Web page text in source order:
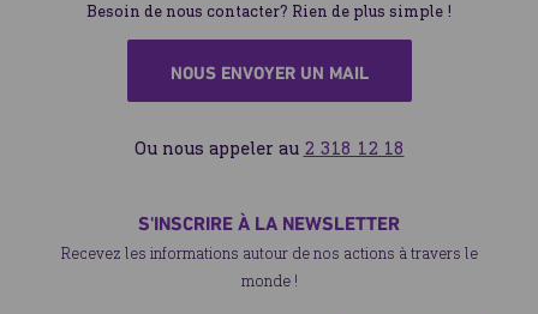
Besoin de nous contacter? Rien de plus simple !
NOUS ENVOYER UN MAIL
Ou nous appeler au 2 318 12 18
S'INSCRIRE À LA NEWSLETTER
Recevez les informations autour de nos actions à travers le
monde !